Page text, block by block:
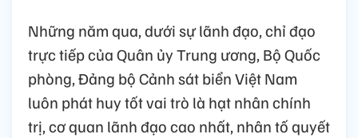
Những năm qua, dưới sự lãnh đạo, chỉ đạo
trực tiếp của Quân ủy Trung ương, Bộ Quốc
phòng, Đảng bộ Cảnh sát biển Việt Nam
luôn phát huy tốt vai trò là hạt nhân chính
trị, cơ quan lãnh đạo cao nhất, nhân tố quyết